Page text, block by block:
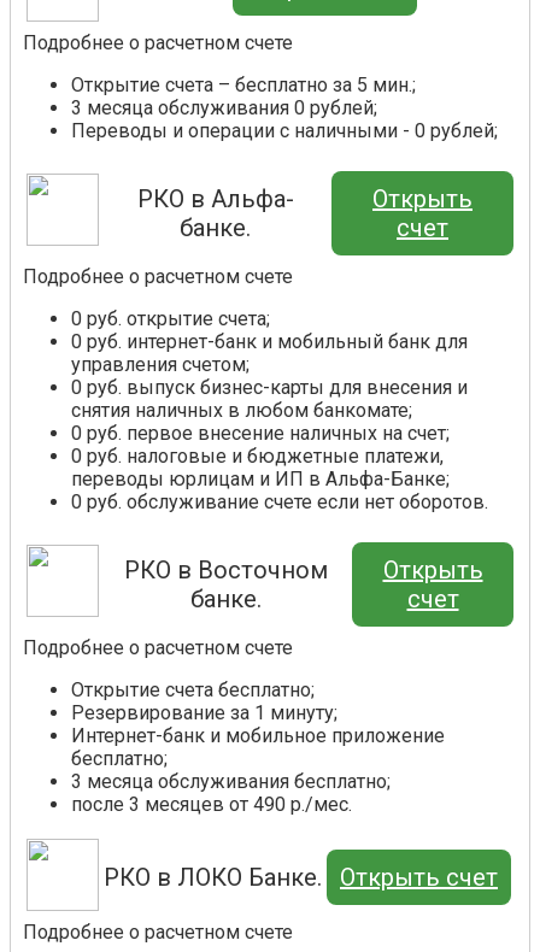
Подробнее о расчетном счете
Открытие счета – бесплатно за 5 мин.;
3 месяца обслуживания 0 рублей;
Переводы и операции с наличными - 0 рублей;
РКО в Альфа-
банке.
Открыть
счет
Подробнее о расчетном счете
0 руб. открытие счета;
0 руб. интернет-банк и мобильный банк для
управления счетом;
0 руб. выпуск бизнес-карты для внесения и
снятия наличных в любом банкомате;
0 руб. первое внесение наличных на счет;
0 руб. налоговые и бюджетные платежи,
переводы юрлицам и ИП в Альфа-Банке;
0 руб. обслуживание счете если нет оборотов.
РКО в Восточном
банке.
Открыть
счет
Подробнее о расчетном счете
Открытие счета бесплатно;
Резервирование за 1 минуту;
Интернет-банк и мобильное приложение
бесплатно;
3 месяца обслуживания бесплатно;
после 3 месяцев от 490 р./мес.
РКО в ЛОКО Банке. Открыть счет
Подробнее о расчетном счете